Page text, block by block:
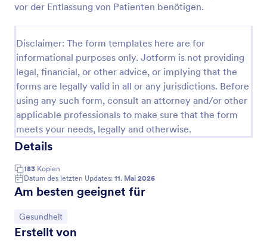
vor der Entlassung von Patienten benötigen.
Disclaimer: The form templates here are for
informational purposes only. Jotform is not providing
legal, financial, or other advice, or implying that the
forms are legally valid in all or any jurisdictions. Before
using any such form, consult an attorney and/or other
applicable professionals to make sure that the form
meets your needs, legally and otherwise.
Details
183 Kopien
Datum des letzten Updates: 11. Mai 2026
Am besten geeignet für
Zur Kategorie:
Gesundheit
Erstellt von
Professionalität zu zeigen, wenn Sie sich auf eine
lange und ausführliche Kommunikation mit Ihren
Kunden freuen. Das Formular zur
Einverständniserklärung zur Wimpernverlägnerung
liefert Ihnen alle notwendigen Details Ihrer Kunden,
wie z. B. ihre Kontaktdaten, ihre gesundheitliche
Vorgeschichte und frühere Erfahrungen mit
Wimpernverlängerungen, sowie ihre Zustimmung zu
allen Ihren Geschäftsbedingungen. Sie können die
Vorlage mit dem einfach zu bedienenden Formular-
durch die Drag-and-Drop-Funktion ändern,
hinzufügen oder entfernen, die Farben, Schriftarten
und den Hintergrund ändern, ohne dass
Go to Category:
Gesundheitsformulare
Vorlage verwenden
Vorschau